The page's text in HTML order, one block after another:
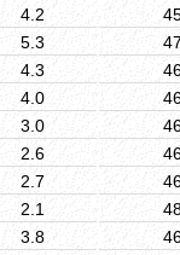
4.2
5.3
4.3
4.0
3.0
2.6
2.7
2.1
3.8